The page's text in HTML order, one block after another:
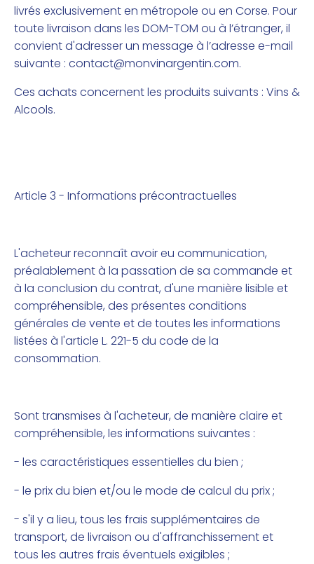
livrés exclusivement en métropole ou en Corse. Pour
toute livraison dans les DOM-TOM ou à l’étranger, il
convient d'adresser un message à l’adresse e-mail
suivante : contact@monvinargentin.com.
Ces achats concernent les produits suivants : Vins &
Alcools.
Article 3 - Informations précontractuelles
L'acheteur reconnaît avoir eu communication,
préalablement à la passation de sa commande et
à la conclusion du contrat, d'une manière lisible et
compréhensible, des présentes conditions
générales de vente et de toutes les informations
listées à l'article L. 221-5 du code de la
consommation.
Sont transmises à l'acheteur, de manière claire et
compréhensible, les informations suivantes :
- les caractéristiques essentielles du bien ;
- le prix du bien et/ou le mode de calcul du prix ;
- s'il y a lieu, tous les frais supplémentaires de
transport, de livraison ou d'affranchissement et
tous les autres frais éventuels exigibles ;